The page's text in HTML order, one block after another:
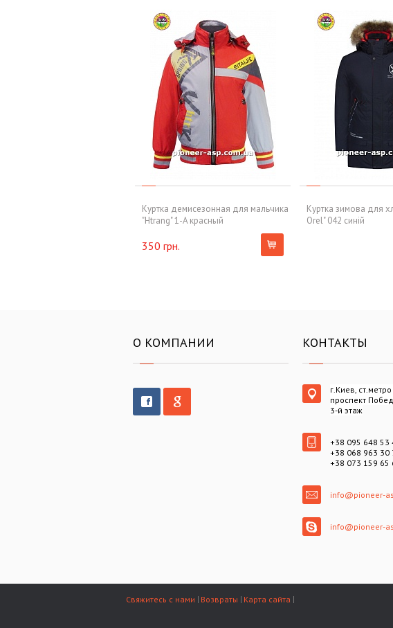
Куртка демисезонная для мальчика
"Htrang" 1-A красный
350 грн.
Куртка зимова для
Orel" 042 синій
О КОМПАНИИ КОНТАКТЫ
г.Киев,
проспект
3-й этаж
+38 095 648 53
+38 068 963 30
+38 073 159 65
info@pioneer-
info@pioneer-
Свяжитесь с нами Возвраты Карта сайта